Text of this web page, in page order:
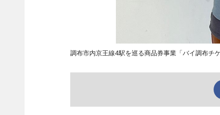
調布市内京王線4駅を巡る商品券事業「バイ調布チ